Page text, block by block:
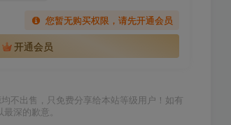
您暂无购买权限，请先开通会员
开通会员
不出售，只免费分享给本站等级用户！如有
深的歉意。